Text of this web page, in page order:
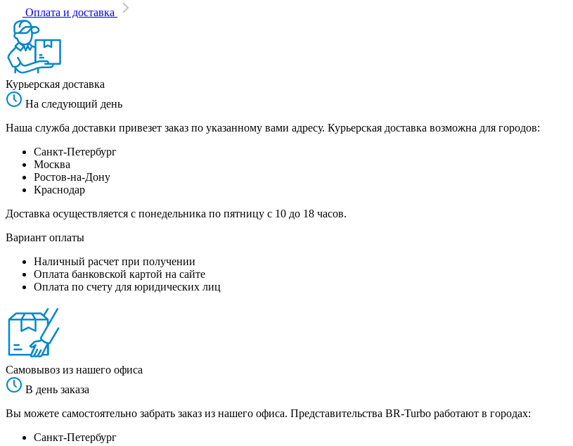
Оплата и доставка
Курьерская доставка
На следующий день
Наша служба доставки привезет заказ по указанному вами адресу. Курьерская доставка возможна для городов:
Санкт-Петербург
Москва
Ростов-на-Дону
Краснодар
Доставка осуществляется с понедельника по пятницу с 10 до 18 часов.
Вариант оплаты
Наличный расчет при получении
Оплата банковской картой на сайте
Оплата по счету для юридических лиц
Самовывоз из нашего офиса
В день заказа
Вы можете самостоятельно забрать заказ из нашего офиса. Представительства BR-Turbo работают в городах:
Санкт-Петербург